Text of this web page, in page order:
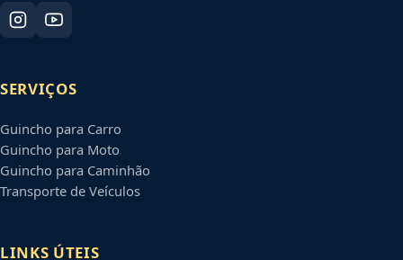
SERVIÇOS
Guincho para Carro
Guincho para Moto
Guincho para Caminhão
Transporte de Veículos
LINKS ÚTEIS